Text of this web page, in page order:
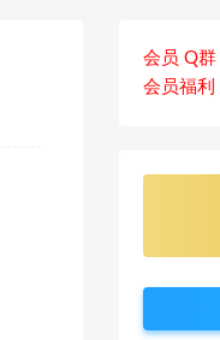
会员 Q群
会员福利